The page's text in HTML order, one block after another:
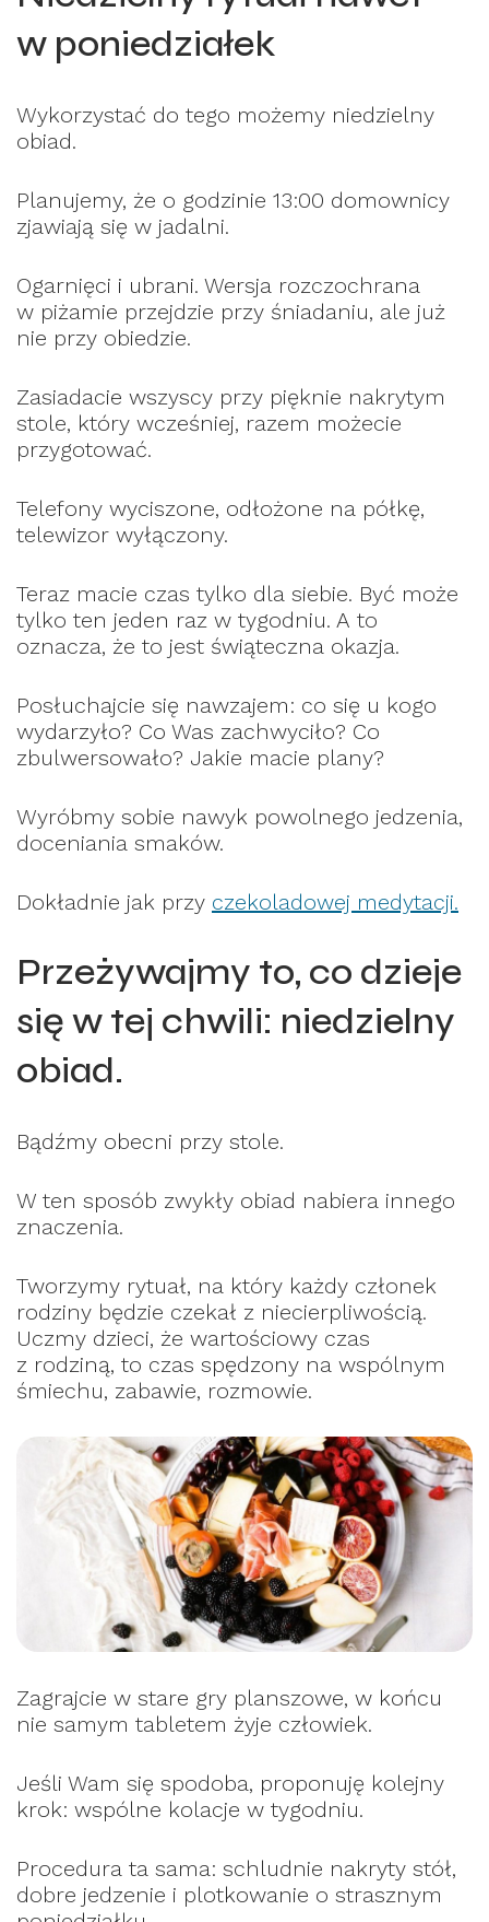
w poniedziałek
Wykorzystać do tego możemy niedzielny
obiad.
Planujemy, że o godzinie 13:00 domownicy
zjawiają się w jadalni.
Ogarnięci i ubrani. Wersja rozczochrana
w piżamie przejdzie przy śniadaniu, ale już
nie przy obiedzie.
Zasiadacie wszyscy przy pięknie nakrytym
stole, który wcześniej, razem możecie
przygotować.
Telefony wyciszone, odłożone na półkę,
telewizor wyłączony.
Teraz macie czas tylko dla siebie. Być może
tylko ten jeden raz w tygodniu. A to
oznacza, że to jest świąteczna okazja.
Posłuchajcie się nawzajem: co się u kogo
wydarzyło? Co Was zachwyciło? Co
zbulwersowało? Jakie macie plany?
Wyróbmy sobie nawyk powolnego jedzenia,
doceniania smaków.
Dokładnie jak przy czekoladowej medytacji.
Przeżywajmy to, co dzieje
się w tej chwili: niedzielny
obiad.
Bądźmy obecni przy stole.
W ten sposób zwykły obiad nabiera innego
znaczenia.
Tworzymy rytuał, na który każdy członek
rodziny będzie czekał z niecierpliwością.
Uczmy dzieci, że wartościowy czas
z rodziną, to czas spędzony na wspólnym
śmiechu, zabawie, rozmowie.
Zagrajcie w stare gry planszowe, w końcu
nie samym tabletem żyje człowiek.
Jeśli Wam się spodoba, proponuję kolejny
krok: wspólne kolacje w tygodniu.
Procedura ta sama: schludnie nakryty stół,
dobre jedzenie i plotkowanie o strasznym